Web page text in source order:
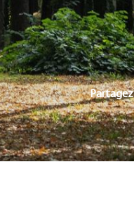
Partagez